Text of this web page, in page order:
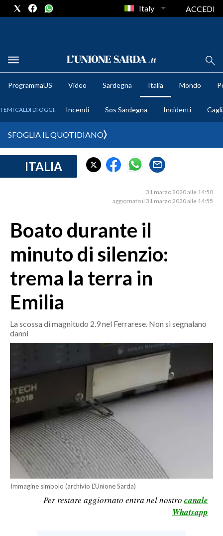
METEO
CRONACA SARDEGNA
MEDIO CAMPIDANO
SASSARI E PROVINCIA
GALLURA
NUORO E PROVINCIA
OGLIASTRA
CRONACA
MONDO
POLITICA
ECONOMIA
SERVIZI ALLE IMPRESE
LAVORO
BANDI
SPORT IN SARDEGNA
Italy ACCEDI
ProgrammaUS Video Sardegna Italia Mondo
TEMI CALDI DI OGGI: Incendi Sos Sardegna Incidenti
SFOGLIA IL QUOTIDIANO
ITALIA
31 marzo 2020 alle 14:50
aggiornato il 31 marzo 2020 alle 14:55
Boato durante il
minuto di silenzio:
trema la terra in
Emilia
La scossa di magnitudo 2.9 nel Ferrarese. Non si segnalano
danni
Immagine simbolo (archivio L'Unione Sarda)
Per restare aggiornato entra nel nostro canale
Whatsapp